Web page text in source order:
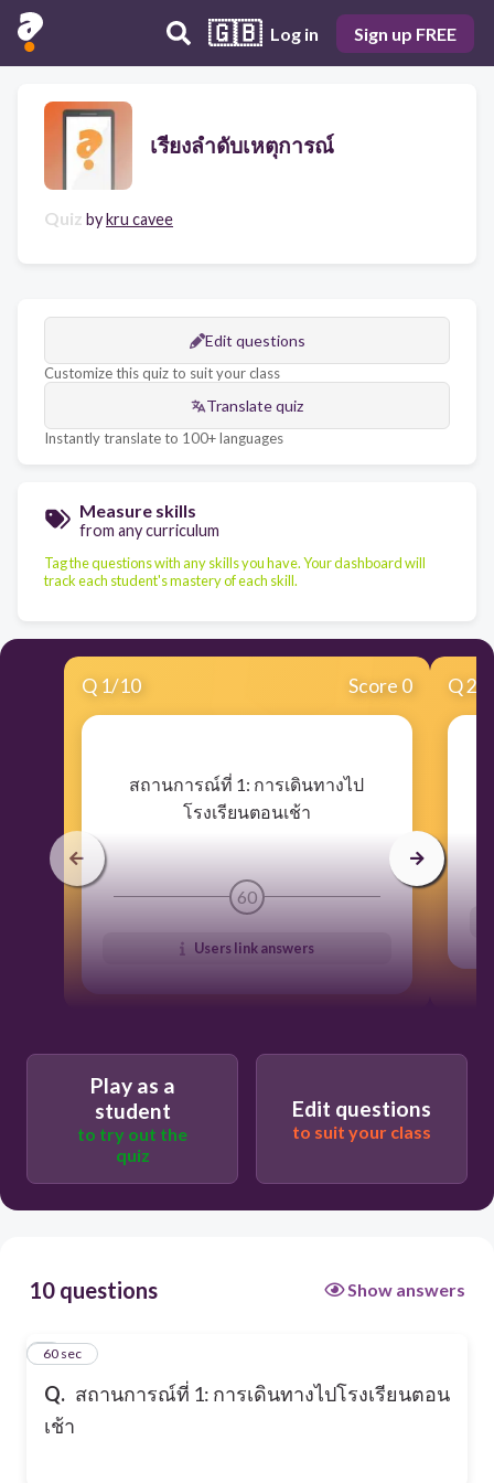
🇬🇧 Log in Sign up FREE
เรียงลำดับเหตุการณ์
Quiz bykru cavee
Edit questions
Customize this quiz to suit your class
Translate quiz
Instantly translate to 100+ languages
Measure skills
from any curriculum
Tag the questions with any skills you have. Your dashboard will
track each student's mastery of each skill.
Q 1/10 Score 0
​สถานการณ์ที่ 1: การเดินทางไป
โรงเรียนตอนเช้า
60
Users link answers
Q2
Play as a
student
to try out the
quiz
Edit questions
to suit your class
10 questions Show answers
Q. สถานการณ์ที่ 1: การเดินทางไปโรงเรียนตอน
เช้า
160 sec